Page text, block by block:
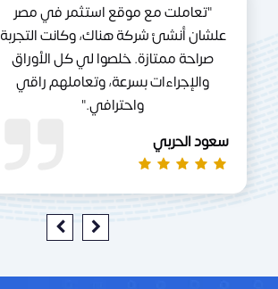
"تعاملت مع موقع استثمر في مصر
علشان أنشئ شركة هناك، وكانت التجربة
صراحة ممتازة. خلصوا لي كل الأوراق
والإجراءات بسرعة، وتعاملهم راقي
واحترافي."
سعود الحربي